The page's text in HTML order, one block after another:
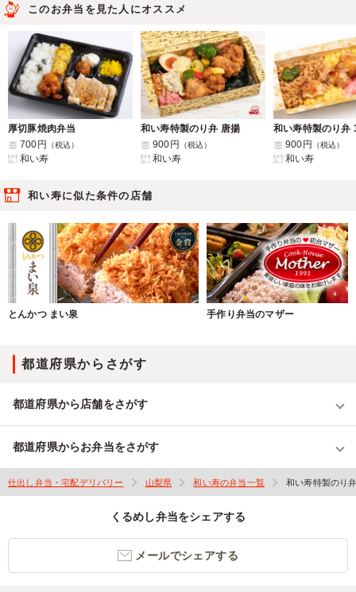
このお弁当を見た人にオススメ
厚切豚焼肉弁当
700円
（税込）
和い寿
和い寿特製のり弁 唐揚
900円
（税込）
和い寿
900円 （税込）
和い寿
和い寿に似た条件の店舗
とんかつ まい泉 手作り弁当のマザー
都道府県からさがす
都道府県から店舗をさがす
都道府県からお弁当をさがす
仕出し弁当・宅配デリバリー 山梨県 和い寿の弁当一覧 和い寿特製のり
くるめし弁当をシェアする
メールでシェアする